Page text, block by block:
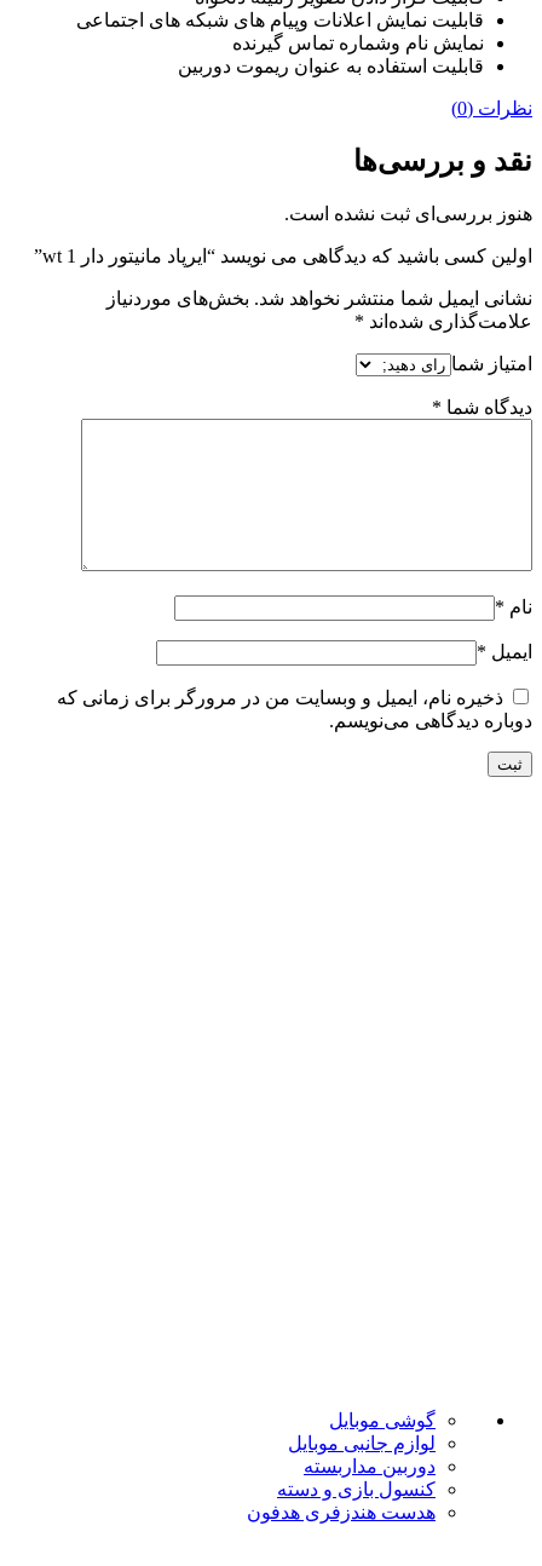
قابلیت نمایش اعلانات وپیام های شبکه های اجتماعی
نمایش نام وشماره تماس گیرنده
قابلیت استفاده به عنوان ریموت دوربین
نظرات (0)
نقد و بررسی‌ها
هنوز بررسی‌ای ثبت نشده است.
اولین کسی باشید که دیدگاهی می نویسد “ایرپاد مانیتور دار wt 1”
نشانی ایمیل شما منتشر نخواهد شد. بخش‌های موردنیاز
علامت‌گذاری شده‌اند *
امتیاز شما
دیدگاه شما *
نام *
ایمیل *
ذخیره نام، ایمیل و وبسایت من در مرورگر برای زمانی که
دوباره دیدگاهی می‌نویسم.
گوشی موبایل
لوازم جانبی موبایل
دوربین مداربسته
کنسول بازی و دسته
هدست هندزفری هدفون